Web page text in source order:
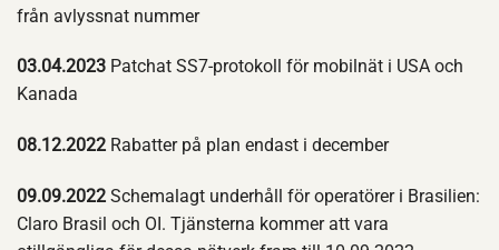
från avlyssnat nummer
03.04.2023 Patchat SS7-protokoll för mobilnät i USA och
Kanada
08.12.2022 Rabatter på plan endast i december
09.09.2022 Schemalagt underhåll för operatörer i Brasilien:
Claro Brasil och OI. Tjänsterna kommer att vara